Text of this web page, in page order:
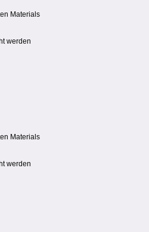
Materials
werden
Materials
werden